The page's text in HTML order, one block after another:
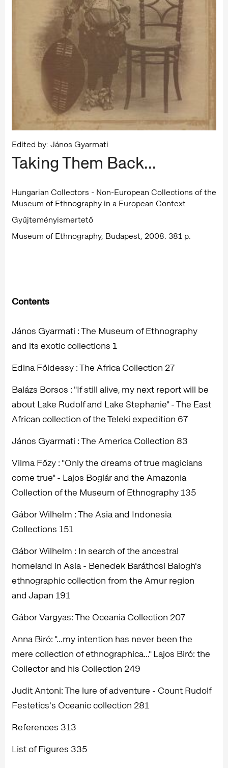
Edited by: János Gyarmati
Taking Them Back...
Hungarian Collectors - Non-European Collections of the
Museum of Ethnography in a European Context
Gyűjteményismertető
Museum of Ethnography, Budapest, 2008. 381 p.
Contents
János Gyarmati : The Museum of Ethnography
and its exotic collections 1
Edina Földessy : The Africa Collection 27
Balázs Borsos : "If still alive, my next report will be
about Lake Rudolf and Lake Stephanie" - The East
African collection of the Teleki expedition 67
János Gyarmati : The America Collection 83
Vilma Főzy : "Only the dreams of true magicians
come true" - Lajos Boglár and the Amazonia
Collection of the Museum of Ethnography 135
Gábor Wilhelm : The Asia and Indonesia
Collections 151
Gábor Wilhelm : In search of the ancestral
homeland in Asia - Benedek Baráthosi Balogh's
ethnographic collection from the Amur region
and Japan 191
Gábor Vargyas: The Oceania Collection 207
Anna Biró: "...my intention has never been the
mere collection of ethnographica..." Lajos Biró: the
Collector and his Collection 249
Judit Antoni: The lure of adventure - Count Rudolf
Festetics's Oceanic collection 281
References 313
List of Figures 335